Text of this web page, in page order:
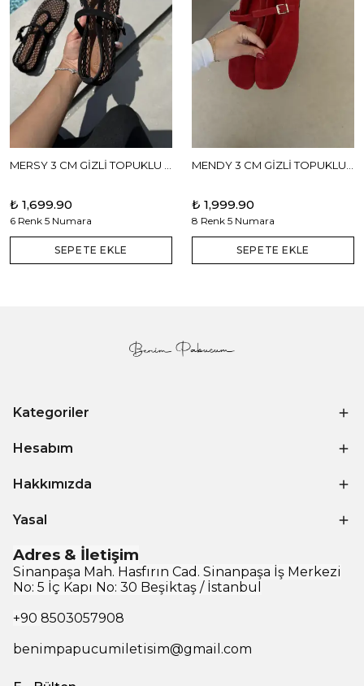
₺ 1,699.90
6 Renk 5 Numara
SEPETE EKLE
₺ 1,999.90
8 Renk 5 Numara
SEPETE EKLE
Kategoriler
Hesabım
Hakkımızda
Yasal
Adres & İletişim
Sinanpaşa Mah. Hasfırın Cad. Sinanpaşa İş Merkezi
No: 5 İç Kapı No: 30 Beşiktaş / İstanbul
+90 8503057908
benimpapucumiletisim@gmail.com